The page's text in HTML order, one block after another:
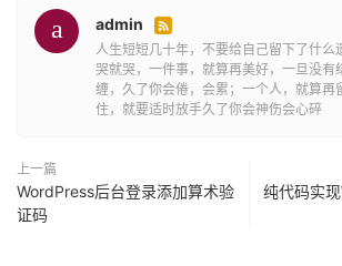
admin 
人生短短几十年，不要给自己留下了什么
哭就哭，一件事，就算再美好，一旦没有
缠，久了你会倦，会累；一个人，就算再
住，就要适时放手久了你会神伤会心碎
上一篇
WordPress后台登录添加算术验
证码
纯代码实